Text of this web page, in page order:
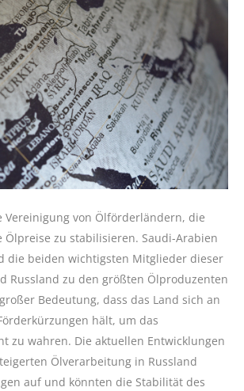
Vereinigung von Ölförderländern, die
Ölpreise zu stabilisieren. Saudi-Arabien
die beiden wichtigsten Mitglieder dieser
Russland zu den größten Ölproduzenten
Bedeutung, dass das Land sich an
hält, um das
zu wahren. Die aktuellen Entwicklungen
Ölverarbeitung in Russland
auf und könnten die Stabilität des